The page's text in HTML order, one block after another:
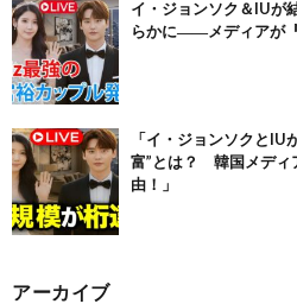
イ・ジョンソク＆IUが
らかに――メディアが
「イ・ジョンソクとIU
富”とは？ 韓国メディ
由！」
アーカイブ